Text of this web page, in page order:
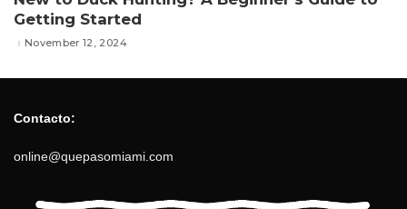
Getting Started
November 12, 2024
Contacto:
online@quepasomiami.com